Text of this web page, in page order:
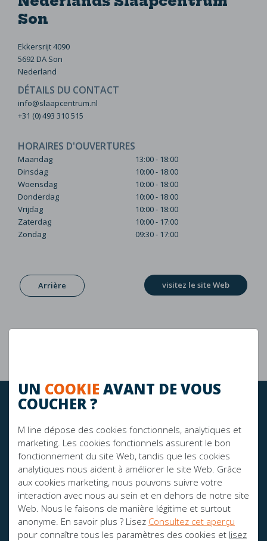
UN COOKIE AVANT DE VOUS
COUCHER ?
M line dépose des cookies fonctionnels, analytiques et
marketing. Les cookies fonctionnels assurent le bon
fonctionnement du site Web, tandis que les cookies
analytiques nous aident à améliorer le site Web. Grâce
aux cookies marketing, nous pouvons suivre votre
interaction avec nous au sein et en dehors de notre site
Web. Nous le faisons de manière légitime et surtout
anonyme. En savoir plus ? Lisez Consultez cet aperçu
pour connaître tous les paramètres des cookies et lisez
Son
Ekkersrijt 4090
5692 DA Son
Nederland
DÉTAILS DU CONTACT
info@slaapcentrum.nl
+31 (0) 493 310 515
HORAIRES D'OUVERTURES
Maandag
13:00 - 18:00
Dinsdag
10:00 - 18:00
Woensdag
10:00 - 18:00
Donderdag
10:00 - 18:00
Vrijdag
10:00 - 18:00
Zaterdag
10:00 - 17:00
Zondag
09:30 - 17:00
Arrière visitez le site Web
RESTEZ À JOUR!
FIER SPONSOR DE: